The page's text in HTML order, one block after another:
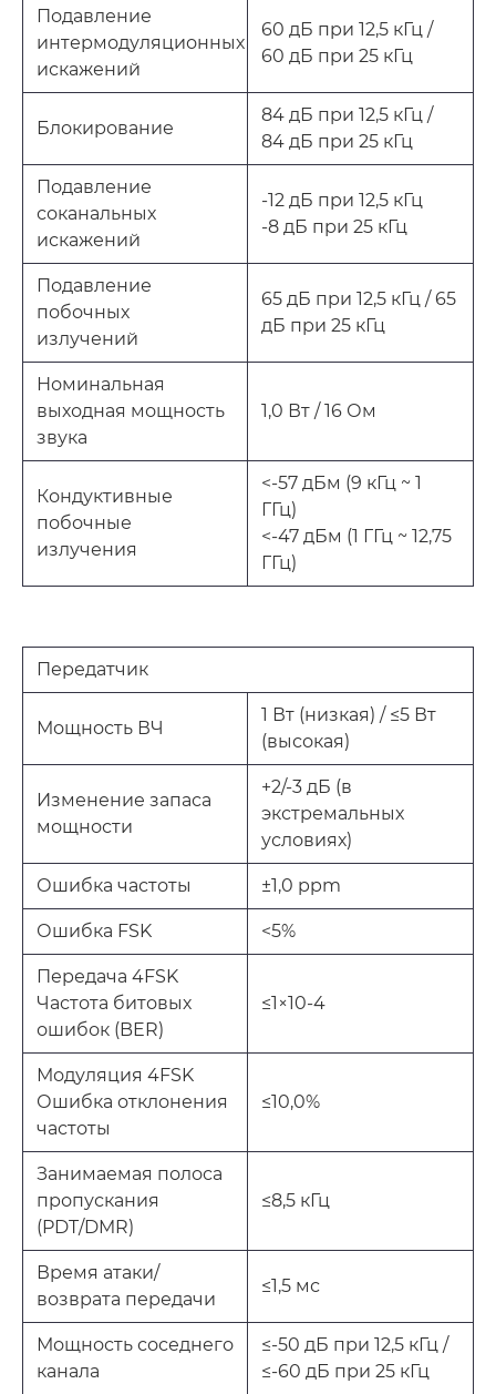
Подавление
интермодуляционных
искажений
60 дБ при 12,5 кГц /
60 дБ при 25 кГц
Блокирование
84 дБ при 12,5 кГц /
84 дБ при 25 кГц
Подавление
соканальных
искажений
-12 дБ при 12,5 кГц
-8 дБ при 25 кГц
Подавление
побочных
излучений
65 дБ при 12,5 кГц / 65
дБ при 25 кГц
Номинальная
выходная мощность
звука
1,0 Вт / 16 Ом
Кондуктивные
побочные
излучения
<-57 дБм (9 кГц ~ 1
ГГц)
<-47 дБм (1 ГГц ~ 12,75
ГГц)
Передатчик
Мощность ВЧ
1 Вт (низкая) / ≤5 Вт
(высокая)
Изменение запаса
мощности
+2/-3 дБ (в
экстремальных
условиях)
Ошибка частоты ±1,0 ppm
Ошибка FSK <5%
Передача 4FSK
Частота битовых
ошибок (BER)
≤1×10-4
Модуляция 4FSK
Ошибка отклонения
частоты
≤10,0%
Занимаемая полоса
пропускания
(PDT/DMR)
≤8,5 кГц
Время атаки/
возврата передачи
≤1,5 мс
Мощность соседнего
канала
≤-50 дБ при 12,5 кГц /
≤-60 дБ при 25 кГц